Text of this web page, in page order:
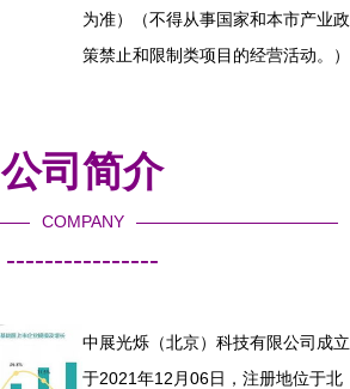
为准）（不得从事国家和本市产业政
策禁止和限制类项目的经营活动。）
公司简介
COMPANY
----------------
中展光烁（北京）科技有限公司成立
于2021年12月06日，注册地位于北